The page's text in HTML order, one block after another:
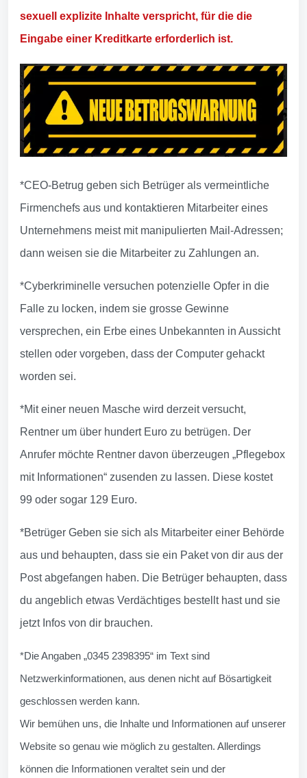
sexuell explizite Inhalte verspricht, für die die
Eingabe einer Kreditkarte erforderlich ist.
*CEO-Betrug geben sich Betrüger als vermeintliche
Firmenchefs aus und kontaktieren Mitarbeiter eines
Unternehmens meist mit manipulierten Mail-Adressen;
dann weisen sie die Mitarbeiter zu Zahlungen an.
*Cyberkriminelle versuchen potenzielle Opfer in die
Falle zu locken, indem sie grosse Gewinne
versprechen, ein Erbe eines Unbekannten in Aussicht
stellen oder vorgeben, dass der Computer gehackt
worden sei.
*Mit einer neuen Masche wird derzeit versucht,
Rentner um über hundert Euro zu betrügen. Der
Anrufer möchte Rentner davon überzeugen „Pflegebox
mit Informationen“ zusenden zu lassen. Diese kostet
99 oder sogar 129 Euro.
*Betrüger Geben sie sich als Mitarbeiter einer Behörde
aus und behaupten, dass sie ein Paket von dir aus der
Post abgefangen haben. Die Betrüger behaupten, dass
du angeblich etwas Verdächtiges bestellt hast und sie
jetzt Infos von dir brauchen.
*Die Angaben „0345 2398395“ im Text sind
Netzwerkinformationen, aus denen nicht auf Bösartigkeit
geschlossen werden kann.
Wir bemühen uns, die Inhalte und Informationen auf unserer
Website so genau wie möglich zu gestalten. Allerdings
können die Informationen veraltet sein und der